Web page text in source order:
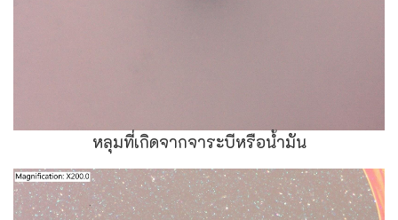
หลุมที่เกิดจากจาระบีหรือน้ำมัน